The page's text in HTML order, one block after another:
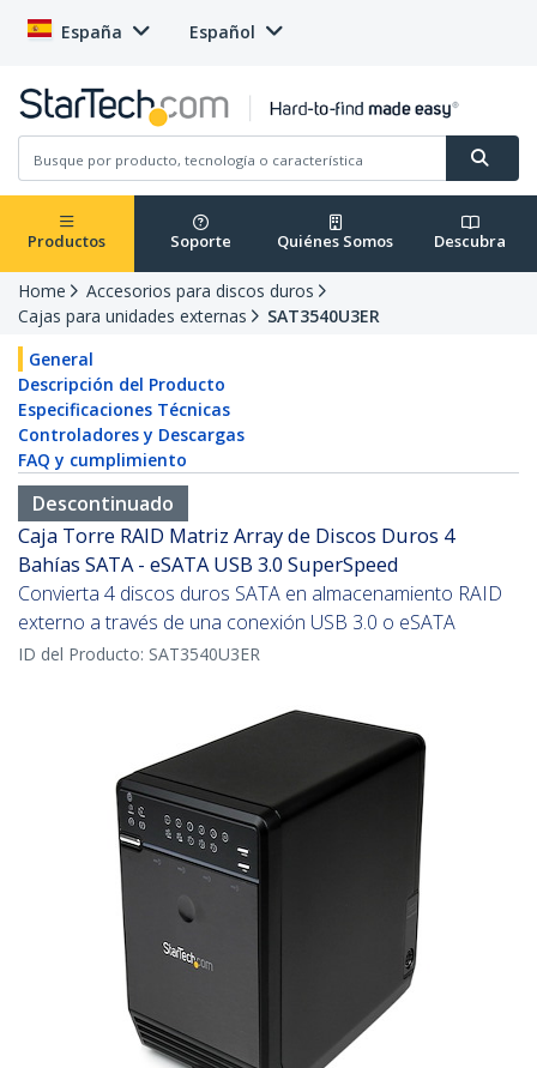
España Español
Productos Soporte Quiénes Somos Descubra
Home
Accesorios para discos duros
Cajas para unidades externas
SAT3540U3ER
General
Descripción del Producto
Especificaciones Técnicas
Controladores y Descargas
FAQ y cumplimiento
Descontinuado
Caja Torre RAID Matriz Array de Discos Duros 4
Bahías SATA - eSATA USB 3.0 SuperSpeed
Convierta 4 discos duros SATA en almacenamiento RAID
externo a través de una conexión USB 3.0 o eSATA
ID del Producto: SAT3540U3ER